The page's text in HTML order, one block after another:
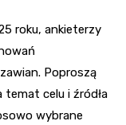
roku, ankieterzy
Poproszą
celu i źródła
wybrane